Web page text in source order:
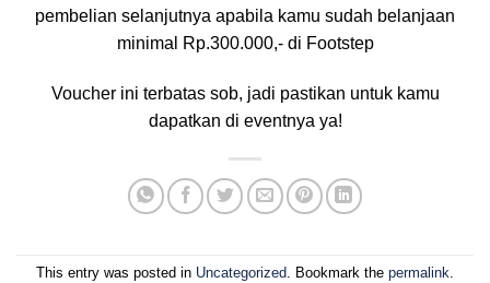
pembelian selanjutnya apabila kamu sudah belanjaan
minimal Rp.300.000,- di Footstep
Voucher ini terbatas sob, jadi pastikan untuk kamu
dapatkan di eventnya ya!
This entry was posted in Uncategorized. Bookmark the permalink.